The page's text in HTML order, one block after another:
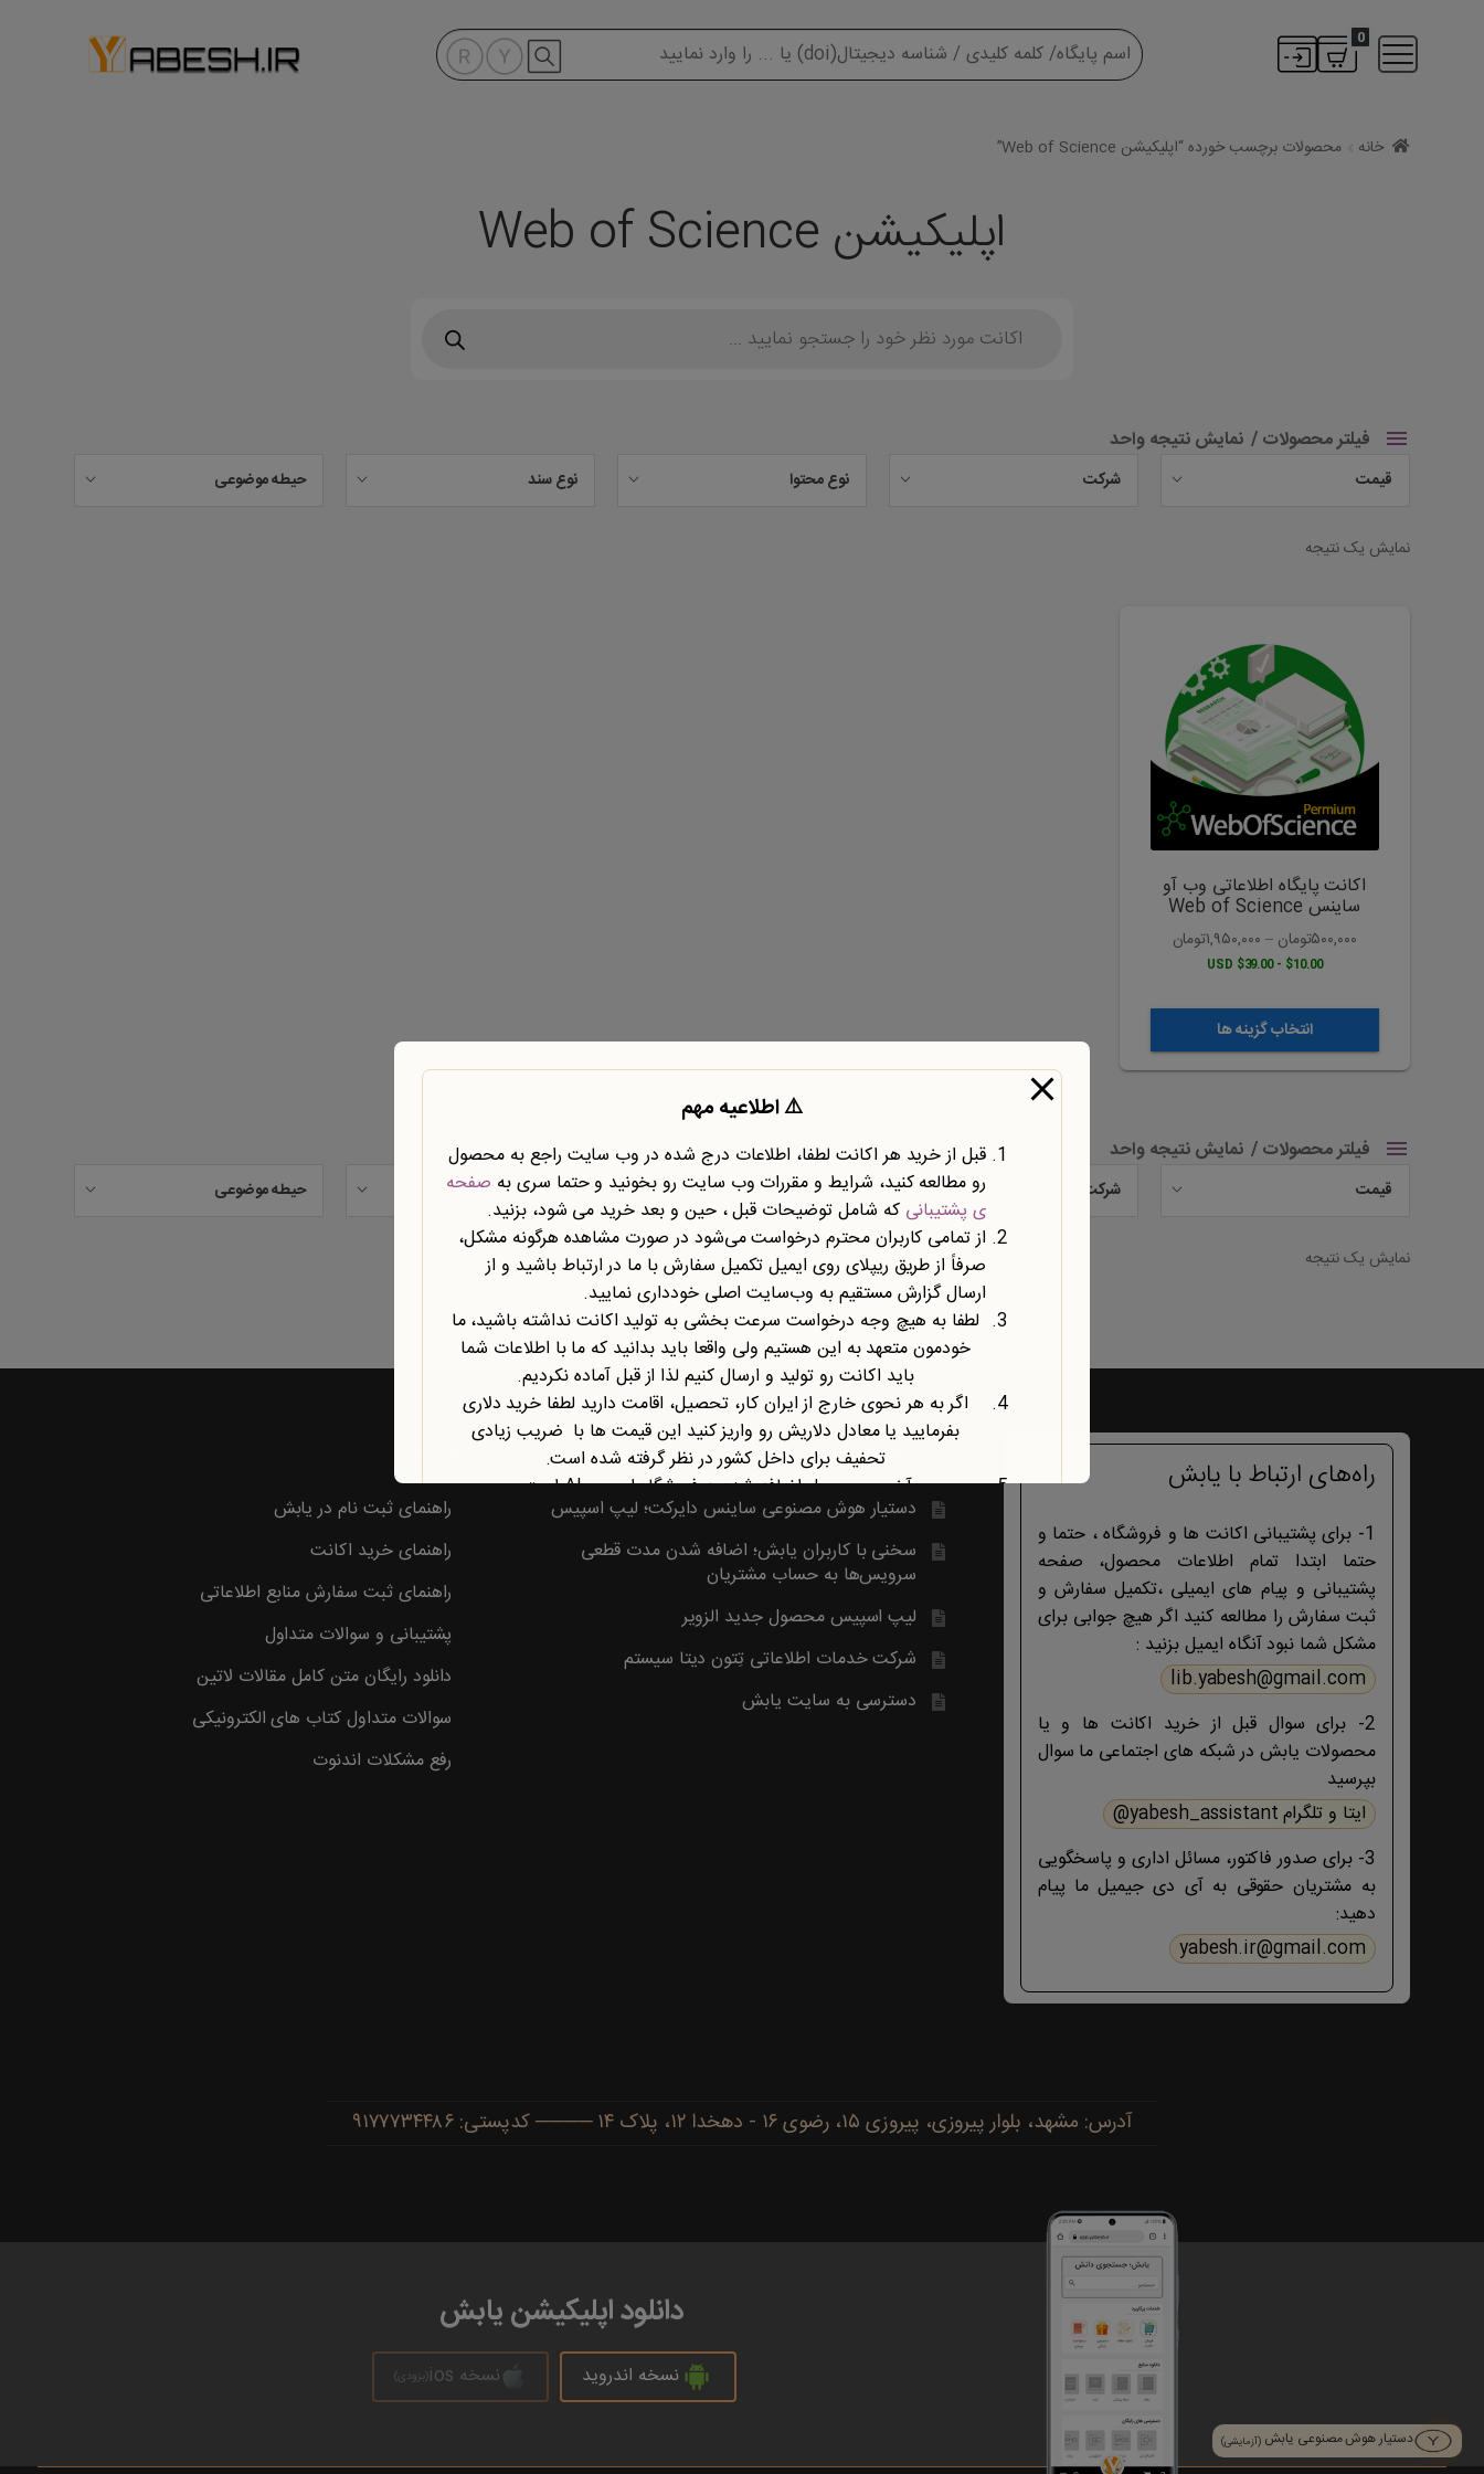
0
خانه محصولات برچسب خورده “اپلیکیشن Web of Science”
اپلیکیشن Web of Science
search
فیلتر محصولات نمایش نتیجه واحد
قیمت شرکت نوع محتوا نوع سند حیطه موضوعی
نمایش یک نتیجه
اکانت پایگاه اطلاعاتی وب آو
ساینس Web of Science
۵۰۰,۰۰۰تومان – ۱,۹۵۰,۰۰۰تومان
$10.00 - $39.00 USD
انتخاب گزینه ها
دارای
انواع
مختلفی
می
باشد.
گزینه
ممکن
است
محصول
فیلتر محصولات نمایش نتیجه واحد
قیمت شرکت نوع محتوا نوع سند حیطه موضوعی
نمایش یک نتیجه
دستیار هوش مصنوعی یابش (آزمایشی)
راه‌های ارتباط با یابش
1- برای پشتیبانی اکانت ها و فروشگاه ، حتما و
حتما ابتدا تمام اطلاعات محصول، صفحه
پشتیبانی و پیام های ایمیلی ،تکمیل سفارش و
ثبت سفارش را مطالعه کنید اگر هیچ جوابی برای
مشکل شما نبود آنگاه ایمیل بزنید :
lib.yabesh@gmail.com
2- برای سوال قبل از خرید اکانت ها و یا
محصولات یابش در شبکه های اجتماعی ما سوال
بپرسید
ایتا و تلگرام yabesh_assistant@
3- برای صدور فاکتور، مسائل اداری و پاسخگویی
به مشتریان حقوقی به آی دی جیمیل ما پیام
دهید:
yabesh.ir@gmail.com
تازه ها
دستیار هوش مصنوعی ساینس دایرکت؛ لیپ اسپیس
سخنی با کاربران یابش؛ اضافه شدن مدت قطعی
سرویس‌ها به حساب مشتریان
لیپ اسپیس محصول جدید الزویر
شرکت خدمات اطلاعاتی تِتون دیتا سیستم
دسترسی به سایت یابش
راهنماها
راهنمای ثبت نام در یابش
راهنمای خرید اکانت
راهنمای ثبت سفارش منابع اطلاعاتی
پشتیبانی و سوالات متداول
دانلود رایگان متن کامل مقالات لاتین
سوالات متداول کتاب های الکترونیکی
رفع مشکلات اندنوت
آدرس: مشهد، بلوار پیروزی، پیروزی ۱۵، رضوی ۱۶ - دهخدا ۱۲، پلاک ۱۴ ──── کدپستی: ۹۱۷۷۷۳۴۴۸۶
دانلود اپلیکیشن یابش
نسخه اندروید نسخه ios (بزودی)
⚠️ اطلاعیه مهم
قبل از خرید هر اکانت لطفا، اطلاعات درج شده در وب سایت راجع به محصول
رو مطالعه کنید، شرایط و مقررات وب سایت رو بخونید و حتما سری به صفحه
ی پشتیبانی که شامل توضیحات قبل ، حین و بعد خرید می شود، بزنید.
از تمامی کاربران محترم درخواست می‌شود در صورت مشاهده هرگونه مشکل،
صرفاً از طریق ریپلای روی ایمیل تکمیل سفارش با ما در ارتباط باشید و از
ارسال گزارش مستقیم به وب‌سایت اصلی خودداری نمایید.
لطفا به هیچ وجه درخواست سرعت بخشی به تولید اکانت نداشته باشید، ما
خودمون متعهد به این هستیم ولی واقعا باید بدانید که ما با اطلاعات شما
باید اکانت رو تولید و ارسال کنیم لذا از قبل آماده نکردیم.
اگر به هر نحوی خارج از ایران کار، تحصیل، اقامت دارید لطفا خرید دلاری
بفرمایید یا معادل دلاریش رو واریز کنید این قیمت ها با ضریب زیادی
تحفیف برای داخل کشور در نظر گرفته شده است.
آخرین محصول اضافه شده به فروشگاه امبیس AI است.
روش ارتباط با ما در پایین صفحات یابش درچ شده است، مطابق موضوع با
ما تماس بگیرید. با تشکر